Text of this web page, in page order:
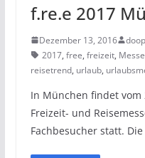
f.re.e 2017
Dezember 13, 2016
2017, free, freizeit, Messe
reisetrend, urlaub,
In München findet vom
Freizeit- und
Fachbesucher statt. Die